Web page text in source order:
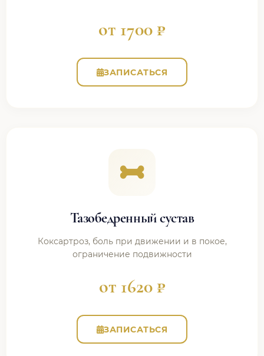
от 1700 ₽
ЗАПИСАТЬСЯ
Тазобедренный сустав
Коксартроз, боль при движении и в покое,
ограничение подвижности
от 1620 ₽
ЗАПИСАТЬСЯ